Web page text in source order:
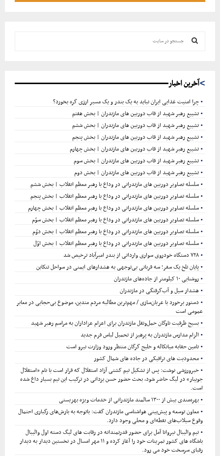
س
ت
و
آخرین اخبار
چرا امنیت غذایی ایران نباید به یک بندر و یک مسیر ارزی گره بخورد؟
تشییع رهبر شهید از قاب دوربین های مازندران | بخش هفتم
تشییع رهبر شهید از قاب دوربین های مازندران | بخش ششم
تشییع رهبر شهید از قاب دوربین های مازندران | بخش پنجم
تشییع رهبر شهید از قاب دوربین های مازندران | بخش چهارم
تشییع رهبر شهید از قاب دوربین های مازندران | بخش سوم
تشییع رهبر شهید از قاب دوربین های مازندران | بخش دوم
سلسله تصاویر دوربین های مازندرانی در وداع با رهبر معظم انقلاب | بخش ششم
سلسله تصاویر دوربین های مازندرانی در وداع با رهبر معظم انقلاب | بخش پنجم
سلسله تصاویر دوربین های مازندرانی در وداع با رهبر معظم انقلاب | بخش چهارم
سلسله تصاویر دوربین های مازندرانی در وداع با رهبر معظم انقلاب | بخش سوّم
سلسله تصاویر دوربین های مازندرانی در وداع با رهبر معظم انقلاب | بخش دوّم
سلسله تصاویر دوربین های مازندرانی در وداع با رهبر معظم انقلاب | بخش اوّل
۷۲۸ دستگاه خودروی سواری وارداتی از بندر امیرآباد ترخیص شد
پایان تلخ یک سفر؛ سه قربانی بی‌توجهی به هشدارهای ایمنی در سواحل تنکابن
روشنایی ۱۰ کیلومتر از جاده‌های مازندران
هشدار سیل و آب‌گرفتگی در مازندران
دستور برخورد با عریان‌سازی / مهم‌ترین مطالبه مردم متدین، موضوع بی‌حجابی در معابر
عمومی است
بسیج ظرفیت ناوگان حمل‌ونقل مازندران برای اعزام عزاداران به مراسم رهبر شهید
الزام مدارس مازندران به پرهیز از تحمیل لباس فرم جدید
تامین حقابه میانکاله و خلیج گرگان منتظر ورود وزارت نیرو است
محدودیت های ترافیکی در جاده های شمال کشور
خبرورزشی نوشت: پس از تشکیل تیم کشتی آزاد استقلال که قرار است با نام «استقلال
جویبار» در لیگ حاضر شود، بحث حضور حسن یزدانی در ترکیب این تیم بسیار داغ شده
است.
بهره‌مندی بیش از ۱۳۰۰ سالمند مازندرانی از خدمات ویژه بهزیستی
معاون توسعه و پیش‌بینی هواشناسی مازندران گفت: باتوجه به بارش‌های رگباری احتمال
وقوع سیلاب‌های نقطه‌ای و محلی وجود دارد.
تیم والیبال نیروانا آمل برای حضور قدرتمندانه در رقابت های لیگ دسته اول والیبال
باشگاه های کشور تمرینات خود را آغاز کرده و ۱۱ مهر امسال در نخستین دیدار به دیدار
رقبای سرسخت خود می رود.